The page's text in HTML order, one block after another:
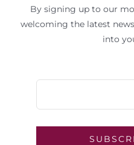
By signing up to our
welcoming the latest
into